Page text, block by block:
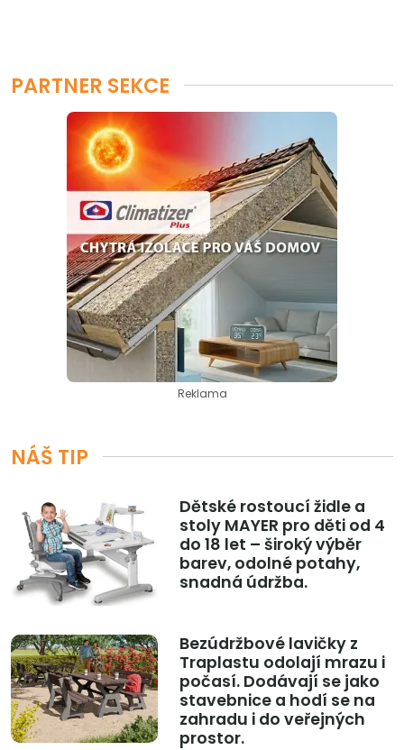
PARTNER SEKCE
Reklama
NÁŠ TIP
Dětské rostoucí židle a
stoly MAYER pro děti od 4
do 18 let – široký výběr
barev, odolné potahy,
snadná údržba.
Bezúdržbové lavičky z
Traplastu odolají mrazu i
počasí. Dodávají se jako
stavebnice a hodí se na
zahradu i do veřejných
prostor.